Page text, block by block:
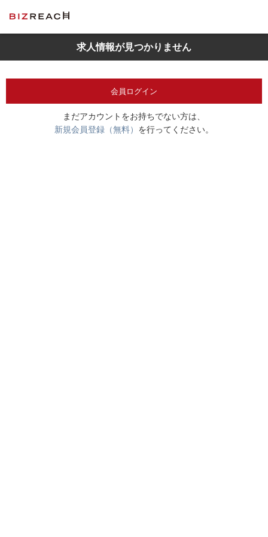
求人情報が見つかりません
会員ログイン
まだアカウントをお持ちでない方は、
新規会員登録（無料） を行ってください。